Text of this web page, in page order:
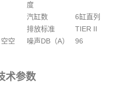
度
汽缸数
6缸直列
排放标准
TIER II
空
噪声DB（A） 96
术参数